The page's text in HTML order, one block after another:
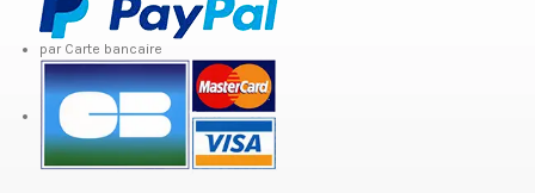
par Carte bancaire